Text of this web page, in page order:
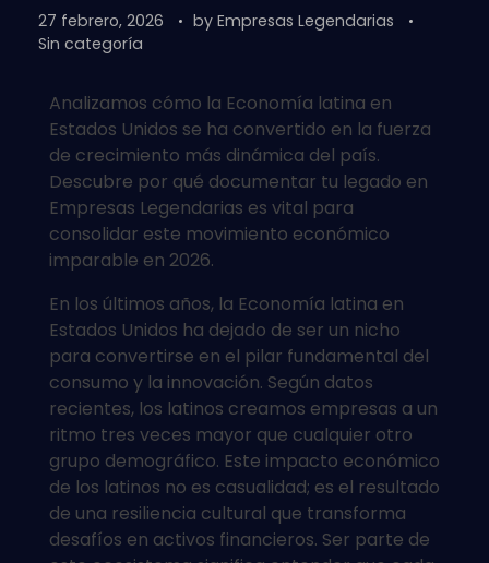
27 febrero, 2026 by Empresas Legendarias
Sin categoría
Analizamos cómo la Economía latina en
Estados Unidos se ha convertido en la fuerza
de crecimiento más dinámica del país.
Descubre por qué documentar tu legado en
Empresas Legendarias es vital para
consolidar este movimiento económico
imparable en 2026.
En los últimos años, la Economía latina en
Estados Unidos ha dejado de ser un nicho
para convertirse en el pilar fundamental del
consumo y la innovación. Según datos
recientes, los latinos creamos empresas a un
ritmo tres veces mayor que cualquier otro
grupo demográfico. Este impacto económico
de los latinos no es casualidad; es el resultado
de una resiliencia cultural que transforma
desafíos en activos financieros. Ser parte de